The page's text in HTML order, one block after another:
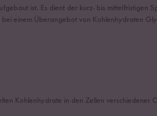
ist. Es dient der kurz- bis mittelfristigen
bei einem Überangebot von Kohlenhydraten
Kohlenhydrate in den Zellen